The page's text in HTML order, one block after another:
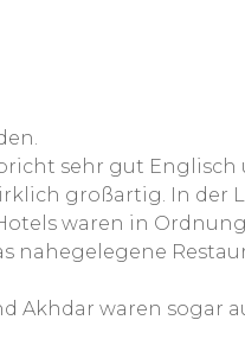
sehr gut
großartig. In der
waren in
nahegelegene
Akhdar waren sogar